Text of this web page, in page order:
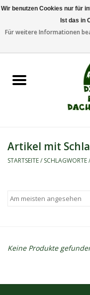
Dachzeltanhänger
Camping/Outdoor
Kontakt
Artikel mit
STARTSEITE/ SCHLAGWORTE/
Keine Produkte
Wir benutzen Cookies nur für
Ist das in
Für weitere Informationen